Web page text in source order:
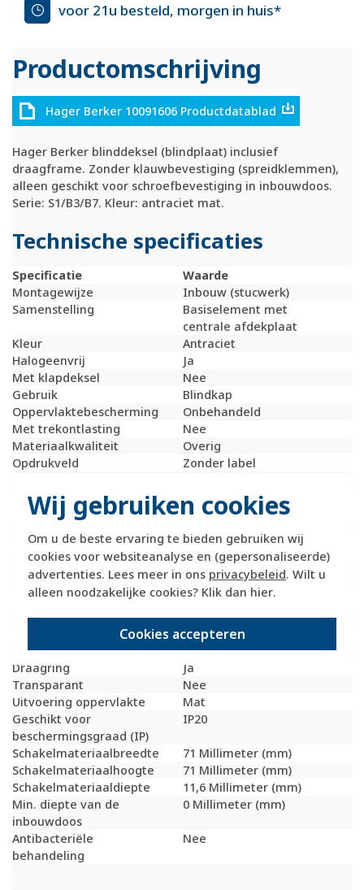
Wij gebruiken cookies
Om u de beste ervaring te bieden gebruiken wij
cookies voor websiteanalyse en (gepersonaliseerde)
advertenties. Lees meer in ons privacybeleid. Wilt u
alleen noodzakelijke cookies? Klik dan hier.
Cookies accepteren
voor 21u besteld, morgen in huis*
Productomschrijving
Hager Berker 10091606 Productdatablad
Hager Berker blinddeksel (blindplaat) inclusief
draagframe. Zonder klauwbevestiging (spreidklemmen),
alleen geschikt voor schroefbevestiging in inbouwdoos.
Serie: S1/B3/B7. Kleur: antraciet mat.
Technische specificaties
Specificatie
Waarde
Montagewijze
Inbouw (stucwerk)
Samenstelling
Basiselement met
centrale afdekplaat
Kleur
Antraciet
Halogeenvrij
Ja
Met klapdeksel
Nee
Gebruik
Blindkap
Oppervlaktebescherming
Onbehandeld
Met trekontlasting
Nee
Materiaalkwaliteit
Overig
Opdrukveld
Zonder label
Bevestigingswijze
Klauw- /
schroefbevestiging
Met verlichting
Nee
Kroonsteen
Nee
RAL-nummer
(vergelijkbaar)
7021
Met stofbescherming
Nee
Met opdruk
Nee
IK02
Incl. connectoren
Nee
Draagring
Ja
Transparant
Nee
Uitvoering oppervlakte
Mat
Geschikt voor
beschermingsgraad (IP)
IP20
Schakelmateriaalbreedte
71 Millimeter (mm)
Schakelmateriaalhoogte
71 Millimeter (mm)
Schakelmateriaaldiepte
11,6 Millimeter (mm)
Min. diepte van de
inbouwdoos
0 Millimeter (mm)
Antibacteriële
behandeling
Nee